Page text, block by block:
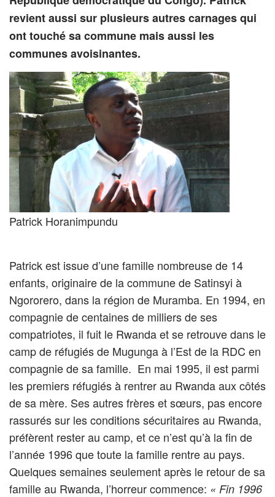
revient aussi sur plusieurs autres carnages qui
ont touché sa commune mais aussi les
communes avoisinantes.
Patrick Horanimpundu
Patrick est issue d’une famille nombreuse de 14
enfants, originaire de la commune de Satinsyi à
Ngororero, dans la région de Muramba. En 1994, en
compagnie de centaines de milliers de ses
compatriotes, il fuit le Rwanda et se retrouve dans le
camp de réfugiés de Mugunga à l’Est de la RDC en
compagnie de sa famille. En mai 1995, il est parmi
les premiers réfugiés à rentrer au Rwanda aux côtés
de sa mère. Ses autres frères et sœurs, pas encore
rassurés sur les conditions sécuritaires au Rwanda,
préfèrent rester au camp, et ce n’est qu’à la fin de
l’année 1996 que toute la famille rentre au pays.
Quelques semaines seulement après le retour de sa
famille au Rwanda, l’horreur commence: « Fin 1996